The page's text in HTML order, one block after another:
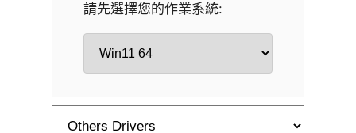
請先選擇您的作業系統: